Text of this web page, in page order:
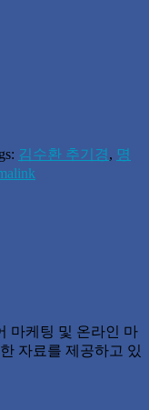
김수환 추기경, 명
마케팅 및 온라인 마
자료를 제공하고 있